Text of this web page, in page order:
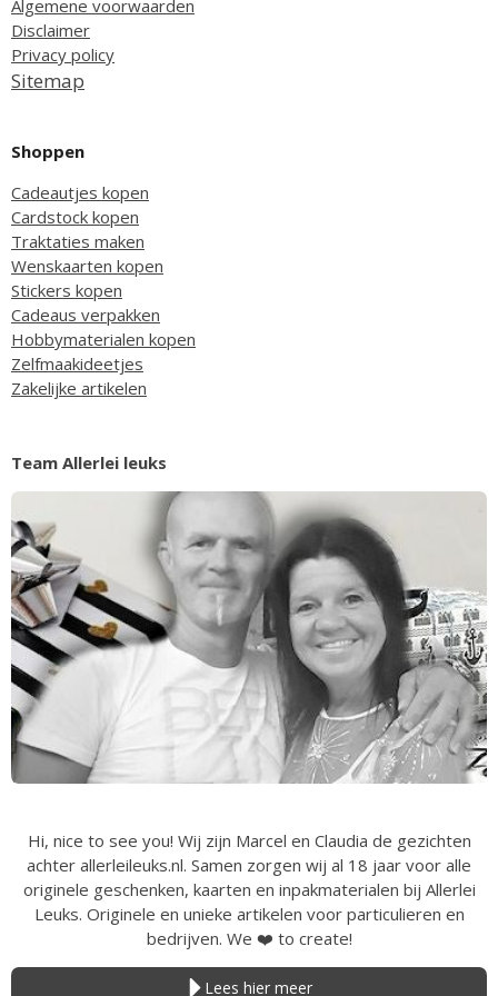
Algemene voorwaarden
Disclaimer
Privacy policy
Sitemap
Shoppen
Cadeautjes kopen
Cardstock kopen
Traktaties maken
Wenskaarten kopen
Stickers kopen
Cadeaus verpakken
Hobbymaterialen kopen
Zelfmaakideetjes
Zakelijke artikelen
Team Allerlei leuks
Hi, nice to see you! Wij zijn Marcel en Claudia de gezichten
achter allerleileuks.nl. Samen zorgen wij al 18 jaar voor alle
originele geschenken, kaarten en inpakmaterialen bij Allerlei
Leuks. Originele en unieke artikelen voor particulieren en
bedrijven. We ❤️ to create!
Lees hier meer